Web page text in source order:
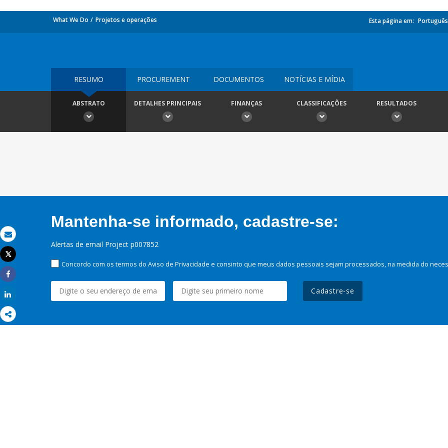
Email
Imprimir
Tweet
Share
What We Do Projetos e operações Esta página em: Português
RESUMO PROCUREMENT DOCUMENTOS NOTÍCIAS E MÍDIA
ABSTRATO DETALHES PRINCIPAIS FINANÇAS CLASSIFICAÇÕES RESULTADOS
Mantenha-se informado, cadastre-se:
Alertas de email Project p007852
Concordo com os termos do Aviso de Privacidade e consinto que meus dados pessoais sejam processados, na medida do
Cadastre-se